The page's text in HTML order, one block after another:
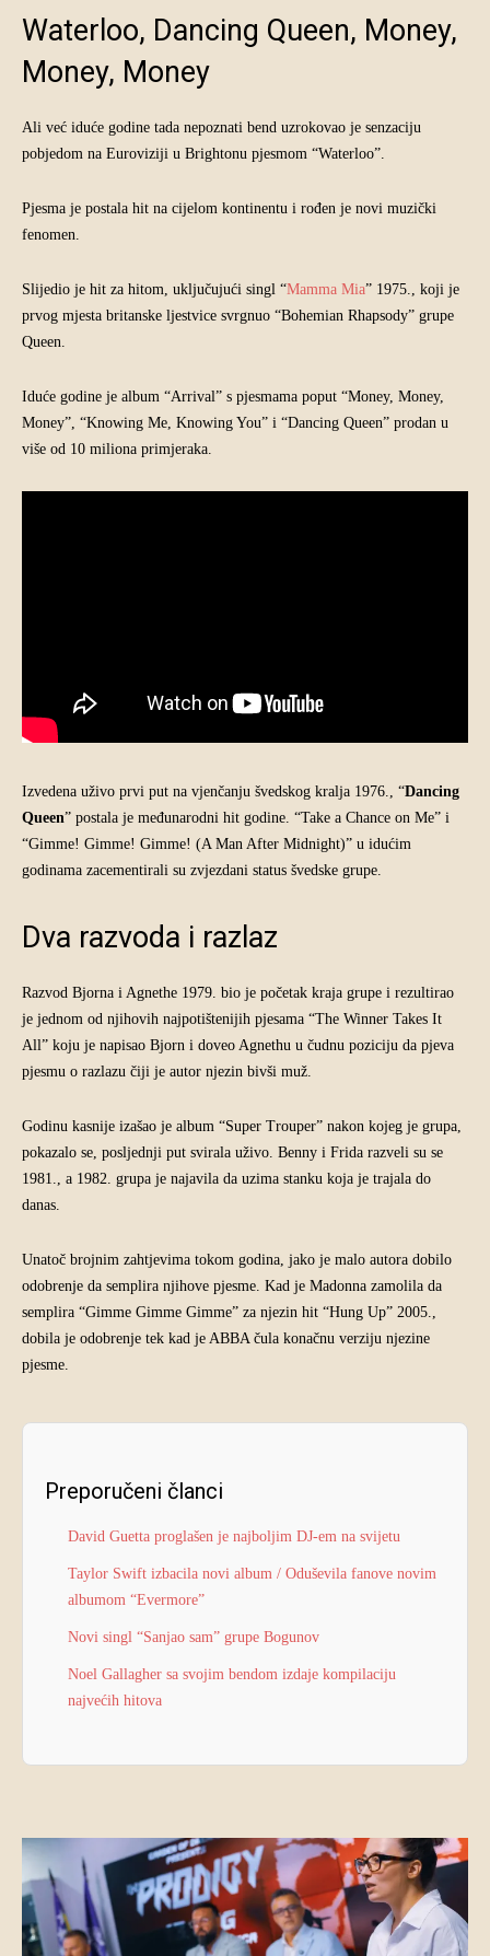
Waterloo, Dancing Queen, Money,
Money, Money
Ali već iduće godine tada nepoznati bend uzrokovao je senzaciju
pobjedom na Euroviziji u Brightonu pjesmom “Waterloo”.
Pjesma je postala hit na cijelom kontinentu i rođen je novi muzički
fenomen.
Slijedio je hit za hitom, uključujući singl “Mamma Mia” 1975., koji je
prvog mjesta britanske ljestvice svrgnuo “Bohemian Rhapsody” grupe
Queen.
Iduće godine je album “Arrival” s pjesmama poput “Money, Money,
Money”, “Knowing Me, Knowing You” i “Dancing Queen” prodan u
više od 10 miliona primjeraka.
Izvedena uživo prvi put na vjenčanju švedskog kralja 1976., “Dancing
Queen” postala je međunarodni hit godine. “Take a Chance on Me” i
“Gimme! Gimme! Gimme! (A Man After Midnight)” u idućim
godinama zacementirali su zvjezdani status švedske grupe.
Dva razvoda i razlaz
Razvod Bjorna i Agnethe 1979. bio je početak kraja grupe i rezultirao
je jednom od njihovih najpotištenijih pjesama “The Winner Takes It
All” koju je napisao Bjorn i doveo Agnethu u čudnu poziciju da pjeva
pjesmu o razlazu čiji je autor njezin bivši muž.
Godinu kasnije izašao je album “Super Trouper” nakon kojeg je grupa,
pokazalo se, posljednji put svirala uživo. Benny i Frida razveli su se
1981., a 1982. grupa je najavila da uzima stanku koja je trajala do
danas.
Unatoč brojnim zahtjevima tokom godina, jako je malo autora dobilo
odobrenje da semplira njihove pjesme. Kad je Madonna zamolila da
semplira “Gimme Gimme Gimme” za njezin hit “Hung Up” 2005.,
dobila je odobrenje tek kad je ABBA čula konačnu verziju njezine
pjesme.
Preporučeni članci
David Guetta proglašen je najboljim DJ-em na svijetu
Taylor Swift izbacila novi album / Oduševila fanove novim
albumom “Evermore”
Novi singl “Sanjao sam” grupe Bogunov
Noel Gallagher sa svojim bendom izdaje kompilaciju
najvećih hitova